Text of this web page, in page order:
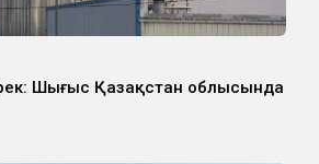
Шығыс Қазақстан облысында